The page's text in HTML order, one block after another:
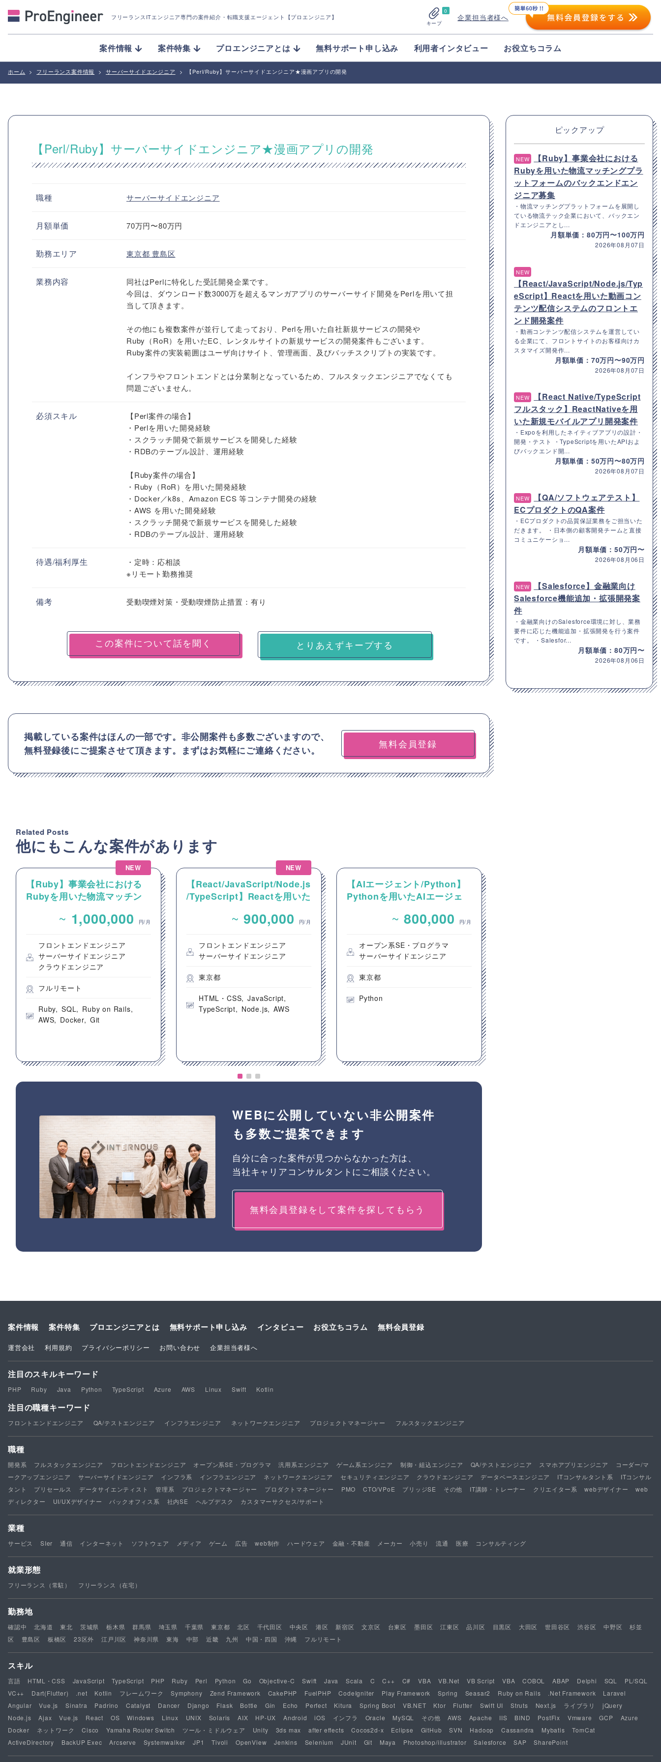
フリーランスITエンジニア専門の案件紹介 ・転職支援エージェント【プロエンジニア】
0
キープ
企業担当者様へ
案件情報 案件特集 プロエンジニアとは 無料サポート申し込み 利用者インタビュー お役立ちコラム
ホーム > フリーランス案件情報 > サーバーサイドエンジニア > 【Perl/Ruby】サーバーサイドエンジニア★漫画アプリの開発
【Perl/Ruby】サーバーサイドエンジニア★漫画アプリの開発
職種 サーバーサイドエンジニア
月額単価 70万円〜80万円
勤務エリア 東京都 豊島区
業務内容
同社はPerlに特化した受託開発企業です。
今回は、ダウンロード数3000万を超えるマンガアプリのサーバーサイド開発をPerlを用いて担
当して頂きます。
その他にも複数案件が並行して走っており、Perlを用いた自社新規サービスの開発や
Ruby（RoR）を用いたEC、レンタルサイトの新規サービスの開発案件もございます。
Ruby案件の実装範囲はユーザ向けサイト、管理画面、及びバッチスクリプトの実装です。
インフラやフロントエンドとは分業制となっているため、フルスタックエンジニアでなくても
問題ございません。
必須スキル
【Perl案件の場合】
・Perlを用いた開発経験
・スクラッチ開発で新規サービスを開発した経験
・RDBのテーブル設計、運用経験
【Ruby案件の場合】
・Ruby（RoR）を用いた開発経験
・Docker／k8s、Amazon ECS 等コンテナ開発の経験
・AWS を用いた開発経験
・スクラッチ開発で新規サービスを開発した経験
・RDBのテーブル設計、運用経験
待遇/福利厚生
・定時：応相談
※リモート勤務推奨
備考 受動喫煙対策・受動喫煙防止措置：有り
とりあえずキープする
掲載している案件はほんの一部です。非公開案件も多数ございますので、
無料登録後にご提案させて頂きます。まずはお気軽にご連絡ください。
無料会員登録
Related Posts
他にもこんな案件があります
NEW
【Ruby】事業会社における
Rubyを用いた物流マッチン
エンドエンジニア募集
~ 1,000,000 円/月
フロントエンドエンジニア
サーバーサイドエンジニア
クラウドエンジニア
フルリモート
Ruby SQL
Ruby on Rails
AWS
Docker Git
NEW
【React/JavaScript/Node.js
/TypeScript】Reactを用いた
のフロントエンド開発案件
~ 900,000 円/月
フロントエンドエンジニア
サーバーサイドエンジニア
東京都
HTML・CSS
JavaScript
TypeScript
Node.js AWS
【AIエージェント/Python】
Pythonを用いたAIエージェ
~ 800,000 円/月
オープン系SE・プログラマ
サーバーサイドエンジニア
東京都
Python
WEBに公開していない非公開案件
も多数ご提案できます
自分に合った案件が見つからなかった方は、
当社キャリアコンサルタントにご相談ください。
無料会員登録をして案件を探してもらう
ピックアップ
NEW
【Ruby】事業会社における
Rubyを用いた物流マッチングプラ
ットフォームのバックエンドエン
ジニア募集
・物流マッチングプラットフォームを展開し
ている物流テック企業において、バックエン
ドエンジニアとし...
月額単価：80万円〜100万円
2026年08月07日
NEW
【React/JavaScript/Node.js/Typ
eScript】Reactを用いた動画コン
テンツ配信システムのフロントエ
ンド開発案件
・動画コンテンツ配信システムを運営してい
る企業にて、フロントサイトのお客様向けカ
スタマイズ開発作...
月額単価：70万円〜90万円
2026年08月07日
NEW
【React Native/TypeScript
フルスタック】ReactNativeを用
いた新規モバイルアプリ開発案件
・Expoを利用したネイティブアプリの設計・
開発・テスト ・TypeScriptを用いたAPIおよ
びバックエンド開...
月額単価：50万円〜80万円
2026年08月07日
NEW
【QA/ソフトウェアテスト】
ECプロダクトのQA案件
・ECプロダクトの品質保証業務をご担当いた
だきます。 ・日本側の顧客開発チームと直接
コミュニケーショ...
月額単価：50万円〜
2026年08月06日
NEW
【Salesforce】金融業向け
Salesforce機能追加・拡張開発案
件
・金融業向けのSalesforce環境に対し、業務
要件に応じた機能追加・拡張開発を行う案件
です。 ・Salesfor...
月額単価：80万円〜
2026年08月06日
案件情報 案件特集 プロエンジニアとは 無料サポート申し込み インタビュー お役立ちコラム 無料会員登録
運営会社 利用規約 プライバシーポリシー お問い合わせ 企業担当者様へ
注目のスキルキーワード
PHP Ruby Java Python TypeScript Azure AWS Linux Swift Kotlin
注目の職種キーワード
フロントエンドエンジニア QA/テストエンジニア インフラエンジニア ネットワークエンジニア プロジェクトマネージャー フルスタックエンジニア
職種
開発系 フルスタックエンジニア フロントエンドエンジニア オープン系SE・プログラマ 汎用系エンジニア ゲーム系エンジニア 制御・組込エンジニア QA/テストエンジニア スマホアプリエンジニア
コーダー/マ
ークアップエンジニア
サーバーサイドエンジニア インフラ系 インフラエンジニア ネットワークエンジニア セキュリティエンジニア クラウドエンジニア データベースエンジニア ITコンサルタント系
ITコンサル
タント
プリセールス データサイエンティスト 管理系 プロジェクトマネージャー プロダクトマネージャー PMO CTO/VPoE ブリッジSE その他 IT講師・トレーナー クリエイター系 webデザイナー
web
ディレクター
UI/UXデザイナー バックオフィス系 社内SE ヘルプデスク カスタマーサクセス/サポート
業種
サービス SIer 通信 インターネット ソフトウェア メディア ゲーム 広告 web制作 ハードウェア 金融・不動産 メーカー 小売り 流通 医療 コンサルティング
就業形態
フリーランス（常駐） フリーランス（在宅）
勤務地
確認中 北海道 東北 茨城県 栃木県 群馬県 埼玉県 千葉県 東京都 北区 千代田区 中央区 港区 新宿区 文京区 台東区 墨田区 江東区 品川区 目黒区 大田区 世田谷区 渋谷区 中野区
杉並
区
豊島区 板橋区 23区外 江戸川区 神奈川県 東海 中部 近畿 九州 中国・四国 沖縄 フルリモート
スキル
言語 HTML・CSS JavaScript TypeScript PHP Ruby Perl Python Go Objective-C Swift Java Scala C C++ C# VBA VB.Net VB Script VBA COBOL ABAP Delphi SQL
PL/SQL
VC++
Dart(Flutter) .net Kotlin フレームワーク Symphony Zend Framework CakePHP FuelPHP CodeIgniter Play Framework Spring Seasar2 Ruby on Rails .Net Framework
Laravel
Angular
Vue.js Sinatra Padrino Catalyst Dancer Django Flask Bottle Gin Echo Perfect Kitura Spring Boot VB.NET Ktor Flutter Swift UI Struts Next.js ライブラリ
jQuery
Node.js
Ajax Vue.js React OS Windows Linux UNIX Solaris AIX HP-UX Android iOS インフラ Oracle MySQL その他 AWS Apache IIS BIND PostFix Vmware GCP
Azure
Docker
ネットワーク Cisco Yamaha Router Switch ツール・ミドルウェア Unity 3ds max after effects Cocos2d-x Eclipse GitHub SVN Hadoop Cassandra Mybatis
TomCat
ActiveDirectory
BackUP Exec Arcserve Systemwalker JP1 Tivoli OpenView Jenkins Selenium JUnit Git Maya Photoshop/illustrator Salesforce SAP SharePoint